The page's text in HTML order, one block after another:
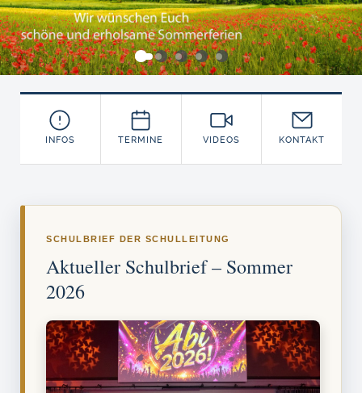
INFOS TERMINE VIDEOS KONTAKT
SCHULBRIEF DER SCHULLEITUNG
Aktueller Schulbrief – Sommer
2026